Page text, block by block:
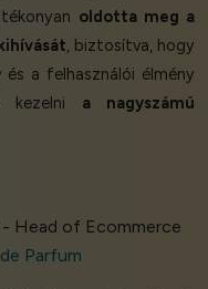
oldotta meg a
, biztosítva, hogy
a felhasználói élmény
kezelni a nagyszámú
- Head of Ecommerce
Parfum